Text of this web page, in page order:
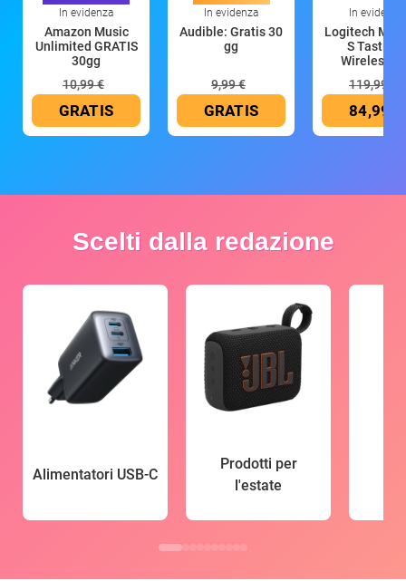
In evidenza
Amazon Music
Unlimited GRATIS
30gg
10,99 €
GRATIS
In evidenza
Audible: Gratis 30
gg
9,99 €
GRATIS
In evidenza
Logitech MX
S Tastiera
Wireless
119,99 €
84,99 €
Scelti dalla redazione
Alimentatori USB-C
Prodotti per
l'estate